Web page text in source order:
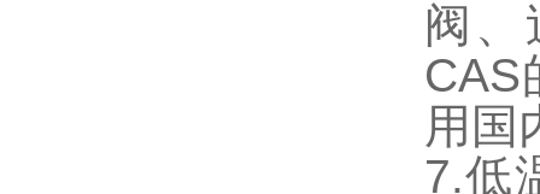
阀
CAS
用国
7.低